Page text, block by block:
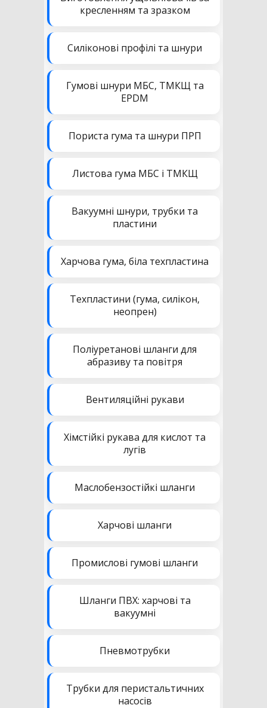
кресленням та зразком
Силіконові профілі та шнури
Гумові шнури МБС, ТМКЩ та
EPDM
Пориста гума та шнури ПРП
Листова гума МБС і ТМКЩ
Вакуумні шнури, трубки та
пластини
Харчова гума, біла техпластина
Техпластини (гума, силікон,
неопрен)
Поліуретанові шланги для
абразиву та повітря
Вентиляційні рукави
Хімстійкі рукава для кислот та
лугів
Маслобензостійкі шланги
Харчові шланги
Промислові гумові шланги
Шланги ПВХ: харчові та
вакуумні
Пневмотрубки
Трубки для перистальтичних
насосів